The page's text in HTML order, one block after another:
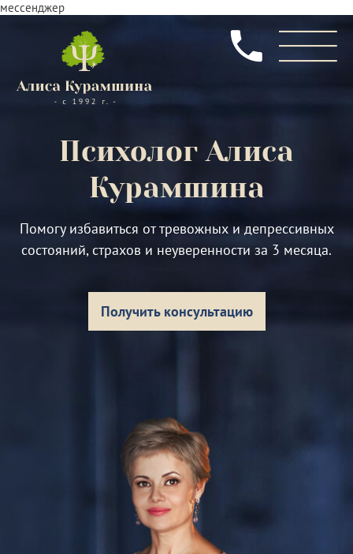
мессенджер
ПсихологАлиса
Курамшина
Помогу избавиться от тревожных и депрессивных
состояний, страхов и неуверенности за 3 месяца.
Получить консультацию